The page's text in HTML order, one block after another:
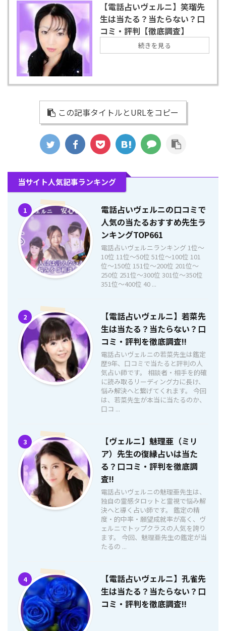
【電話占いヴェルニ】笑瑠先
生は当たる？当たらない？口
コミ・評判【徹底調査】
続きを見る
この記事タイトルとURLをコピー
当サイト人気記事ランキング
1
電話占いヴェルニの口コミで
人気の当たるおすすめ先生ラ
ンキングTOP661
電話占いヴェルニランキング 1位〜
10位 11位〜50位 51位〜100位 101
位〜150位 151位〜200位 201位〜
250位 251位〜300位 301位〜350位
351位〜400位 40 ...
2
【電話占いヴェルニ】若菜先
生は当たる？当たらない？口
コミ・評判を徹底調査!!
電話占いヴェルニの若菜先生は鑑定
歴9年、口コミで当たると評判の人
気占い師です。 相談者・相手を的確
に読み取るリーディング力に長け、
悩み解決へと繋げてくれます。 今回
は、若菜先生が本当に当たるのか、
口コ ...
3
【ヴェルニ】魅理亜（ミリ
ア）先生の復縁占いは当た
る？口コミ・評判を徹底調
査!!
電話占いヴェルニの魅理亜先生は、
独自の霊感タロットと霊視で悩み解
決へと導く占い師です。 鑑定の精
度・的中率・願望成就率が高く、ヴ
ェルニでトップクラスの人気を誇り
ます。 今回、魅理亜先生の鑑定が当
たるの ...
4
【電話占いヴェルニ】孔雀先
生は当たる？当たらない？口
コミ・評判を徹底調査!!